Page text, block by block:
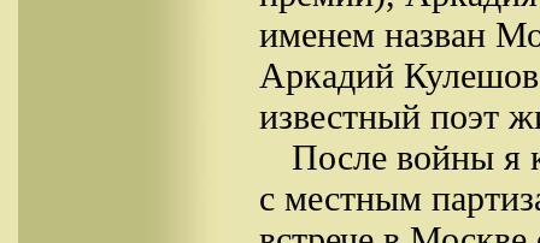
именем назван
Аркадий Кулешов
известный поэт
После войны я
с местным